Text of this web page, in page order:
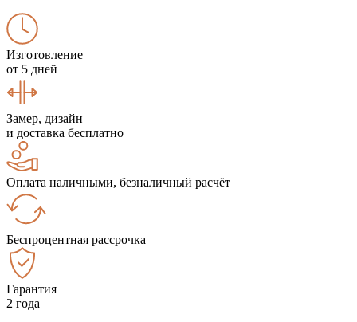
Изготовление
от 5 дней
Замер, дизайн
и доставка бесплатно
Оплата наличными, безналичный расчёт
Беспроцентная рассрочка
Гарантия
2 года